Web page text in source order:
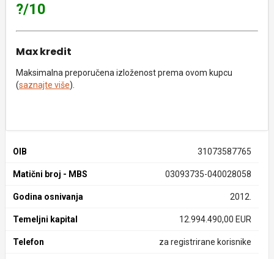
?/10
Max kredit
Maksimalna preporučena izloženost prema ovom kupcu
(saznajte više).
OIB 31073587765
Matični broj - MBS 03093735-040028058
Godina osnivanja 2012.
Temeljni kapital 12.994.490,00 EUR
Telefon za registrirane korisnike